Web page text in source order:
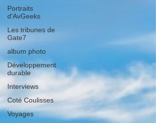
Portraits
d'AvGeeks
Les tribunes de
Gate7
album photo
Développement
durable
Interviews
Coté Coulisses
Voyages